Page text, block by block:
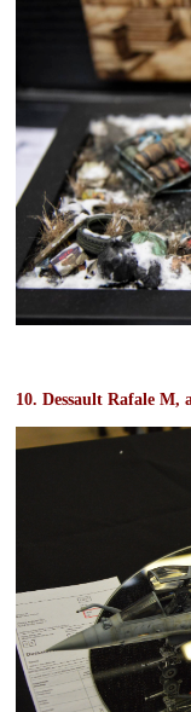
10. Dessault Rafale